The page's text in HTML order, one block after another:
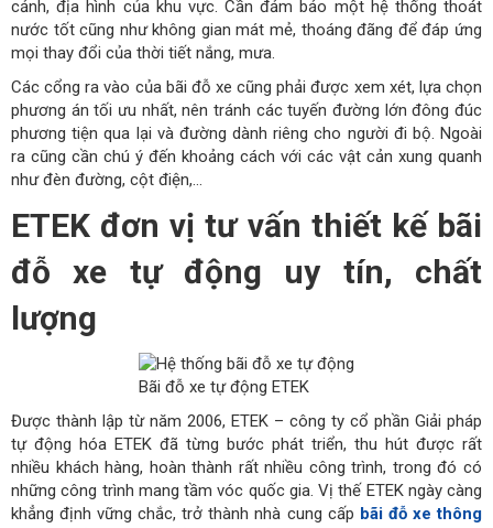
cảnh, địa hình của khu vực. Cần đảm bảo một hệ thống thoát
nước tốt cũng như không gian mát mẻ, thoáng đãng để đáp ứng
mọi thay đổi của thời tiết nắng, mưa.
Các cổng ra vào của bãi đỗ xe cũng phải được xem xét, lựa chọn
phương án tối ưu nhất, nên tránh các tuyến đường lớn đông đúc
phương tiện qua lại và đường dành riêng cho người đi bộ. Ngoài
ra cũng cần chú ý đến khoảng cách với các vật cản xung quanh
như đèn đường, cột điện,…
ETEK đơn vị tư vấn thiết kế bãi
đỗ xe tự động uy tín, chất
lượng
Bãi đỗ xe tự động ETEK
Được thành lập từ năm 2006, ETEK – công ty cổ phần Giải pháp
tự động hóa ETEK đã từng bước phát triển, thu hút được rất
nhiều khách hàng, hoàn thành rất nhiều công trình, trong đó có
những công trình mang tầm vóc quốc gia. Vị thế ETEK ngày càng
khẳng định vững chắc, trở thành nhà cung cấp bãi đỗ xe thông